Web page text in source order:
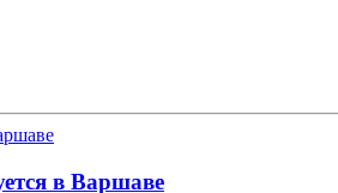
в Варшаве